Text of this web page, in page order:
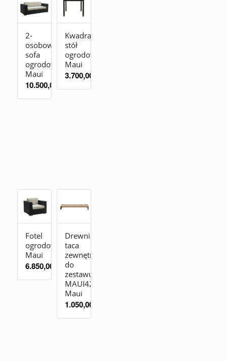
2-
osobowa
sofa
ogrodowa
Maui
10.500,00
Kwadratowy
stół
ogrodowy
Maui
3.700,00
Fotel
ogrodowy
Maui
6.850,00
Drewniana
taca
zewnętrzna
do
zestawu
MAUI4210
Maui
1.050,00